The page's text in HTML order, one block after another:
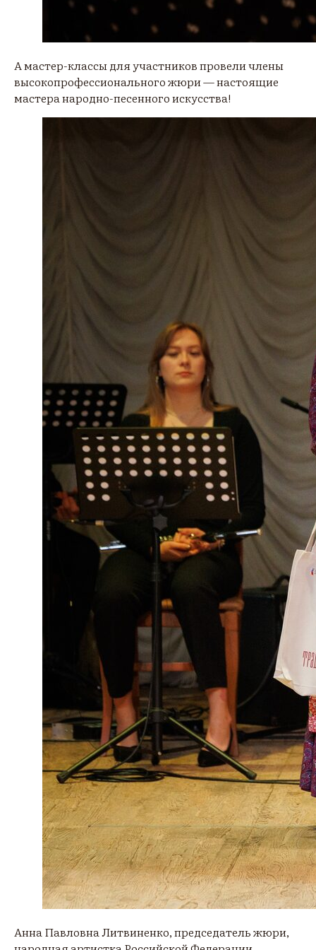
А мастер-классы для участников провели члены
высокопрофессионального жюри — настоящие
мастера народно-песенного искусства!
Анна Павловна Литвиненко, председатель жюри,